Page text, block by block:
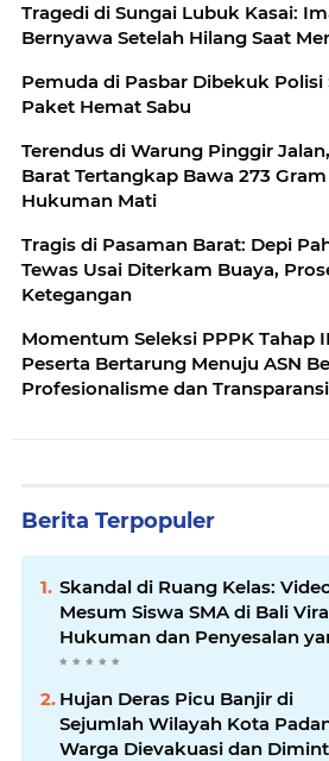
Tragedi di Sungai Lubuk Kasai:
Bernyawa Setelah Hilang Saat
Pemuda di Pasbar Dibekuk Polisi
Paket Hemat Sabu
Terendus di Warung Pinggir
Barat Tertangkap Bawa 273
Hukuman Mati
Tragis di Pasaman Barat: Depi
Tewas Usai Diterkam Buaya,
Ketegangan
Momentum Seleksi PPPK Tahap
Peserta Bertarung Menuju ASN
Profesionalisme dan Transparansi
Berita Terpopuler
Skandal di Ruang Kelas:
Mesum Siswa SMA di Bali
Hukuman dan Penyesalan
Mengikuti
Hujan Deras Picu Banjir di
Sejumlah Wilayah Kota
Warga Dievakuasi dan